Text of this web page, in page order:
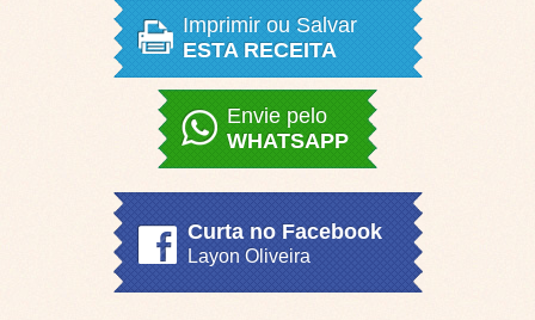
Imprimir ou Salvar
ESTA RECEITA
Envie pelo
WHATSAPP
Curta no Facebook
Layon Oliveira